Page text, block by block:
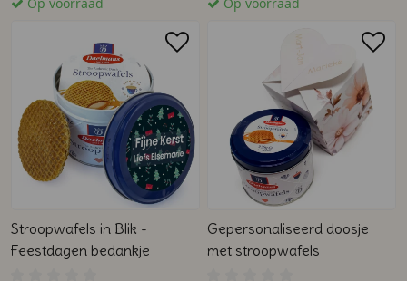
Stroopwafels in Blik -
Feestdagen bedankje
Gepersonaliseerd doosje
met stroopwafels